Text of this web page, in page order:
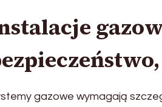
gazowe wymagają